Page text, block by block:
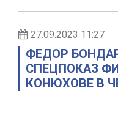
27.09.2023 11:27
ФЕДОР
СПЕЦПОКАЗ
КОНЮХОВЕ В